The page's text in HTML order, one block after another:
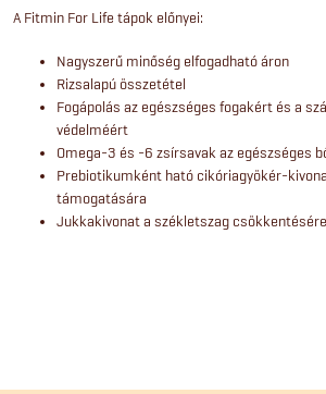
í
A Fitmin For Life tápok előnyei:
Nagyszerű minőség elfogadható áron
Rizsalapú összetétel
Fogápolás az egészséges fogakért és a
védelméért
Omega-3 és -6 zsírsavak az egészséges
Prebiotikumként ható cikóriagyökér-
támogatására
Jukkakivonat a székletszag